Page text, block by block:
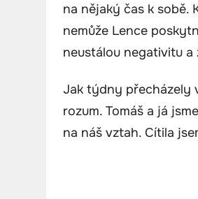
na nějaký čas k sobě.
nemůže Lence
neustálou negativitu a
Jak týdny přecházely
rozum. Tomáš a já
na náš vztah. Cítila